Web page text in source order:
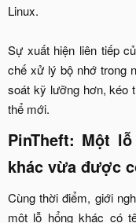
Linux.
Sự xuất hiện liên tiếp
chế xử lý bộ nhớ trong
soát kỹ lưỡng hơn, kéo
thể mới.​
PinTheft: Một
khác vừa được
Cùng thời điểm, giới
một lỗ hổng khác có